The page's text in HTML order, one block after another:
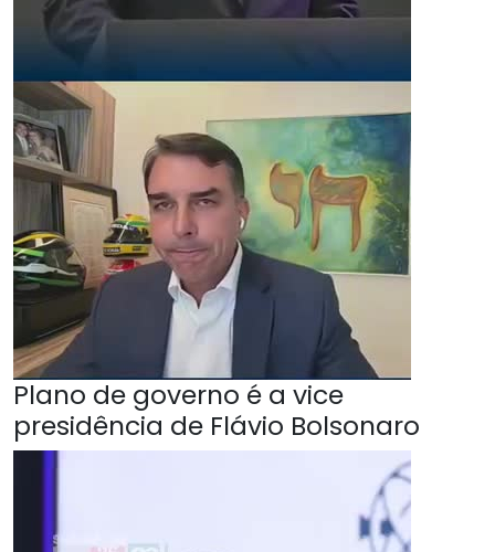
Plano de governo é a vice
presidência de Flávio Bolsonaro